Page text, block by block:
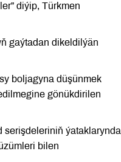
diýip, Türkmen
gaýtadan dikeldilýän
boljagyna düşünmek
gönükdirilen
serişdeleriniň ýataklarynda
bilen